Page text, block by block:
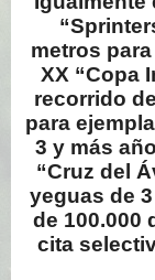
metros
XX “Copa
recorrido
para
3 y más
“Cruz del
yeguas de
de 100.000
cita